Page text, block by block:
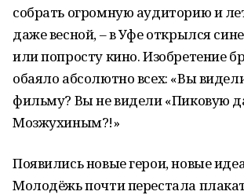
собрать огромную аудиторию и
даже весной, – в Уфе открылся
или попросту кино. Изобретение
обаяло абсолютно всех: «Вы
фильму? Вы не видели «Пиковую
Мозжухиным?!»
Появились новые герои, новые
Молодёжь почти перестала